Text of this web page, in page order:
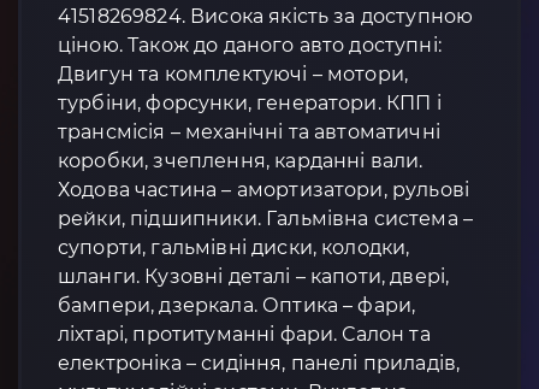
41518269824. Висока якість за доступною
ціною. Також до даного авто доступні:
Двигун та комплектуючі – мотори,
турбіни, форсунки, генератори. КПП і
трансмісія – механічні та автоматичні
коробки, зчеплення, карданні вали.
Ходова частина – амортизатори, рульові
рейки, підшипники. Гальмівна система –
супорти, гальмівні диски, колодки,
шланги. Кузовні деталі – капоти, двері,
бампери, дзеркала. Оптика – фари,
ліхтарі, протитуманні фари. Салон та
електроніка – сидіння, панелі приладів,